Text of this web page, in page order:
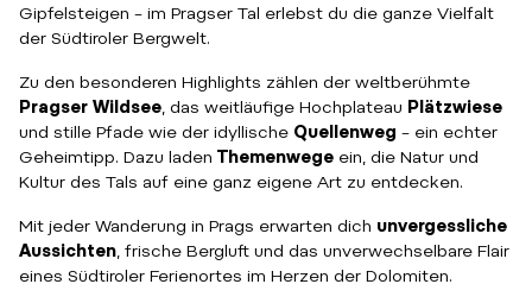
Gipfelsteigen – im Pragser Tal erlebst du die ganze Vielfalt
der Südtiroler Bergwelt.
Zu den besonderen Highlights zählen der weltberühmte
Pragser Wildsee , das weitläufige Hochplateau Plätzwiese
und stille Pfade wie der idyllische Quellenweg – ein echter
Geheimtipp. Dazu laden Themenwege ein, die Natur und
Kultur des Tals auf eine ganz eigene Art zu entdecken.
Mit jeder Wanderung in Prags erwarten dich unvergessliche
Aussichten , frische Bergluft und das unverwechselbare Flair
eines Südtiroler Ferienortes im Herzen der Dolomiten.